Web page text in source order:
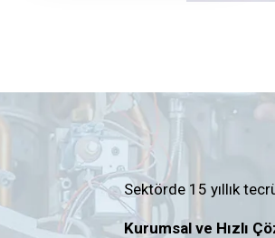
Sektörde 15 yıllık
Kurumsal ve Hızlı